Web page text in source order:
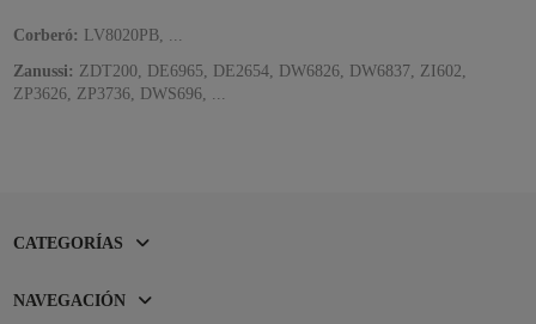
Corberó: LV8020PB, ...
Zanussi: ZDT200, DE6965, DE2654, DW6826, DW6837, ZI602,
ZP3626, ZP3736, DWS696, ...
CATEGORÍAS
NAVEGACIÓN